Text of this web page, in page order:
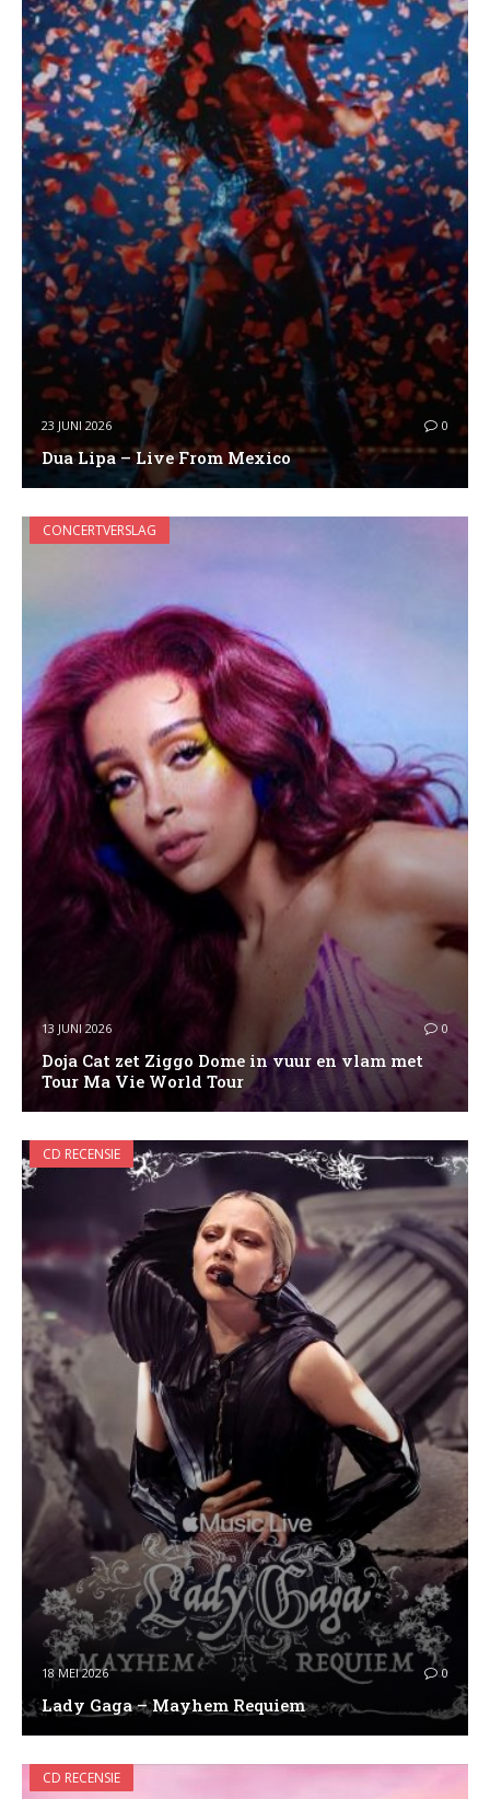
23 JUNI 2026 0
Dua Lipa – Live From Mexico
CONCERTVERSLAG
13 JUNI 2026 0
Doja Cat zet Ziggo Dome in vuur en vlam met
Tour Ma Vie World Tour
CD RECENSIE
18 MEI 2026 0
Lady Gaga – Mayhem Requiem
CD RECENSIE